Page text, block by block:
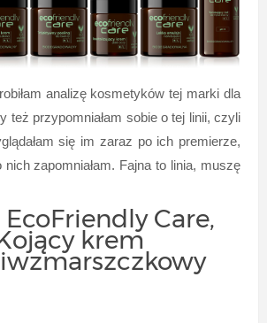
analizę kosmetyków tej marki dla
też przypomniałam sobie o tej linii, czyli
się im zaraz po ich premierze,
zapomniałam. Fajna to linia, muszę
Care,
krem